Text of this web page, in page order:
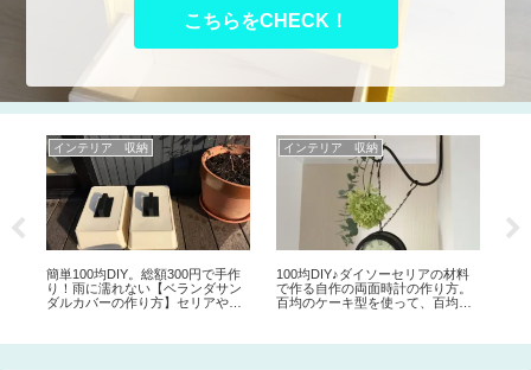
こちらをCHECK！
クリスマス
100均DIY♪セリアの【クリアボー
ルオーナメント,電球型ライト】を
使って、おしゃれなナチュラル系
クリスマスオーナメントや飾りを
手作りしてみよう♪
ＤＩＹ
家族みんなで眠れる大きなローベ
ッドをDIY♪1×4材、2×4材、2×6材
で作る継ぎ目や段差のない、自分
好みのサイズのローベッドの作り